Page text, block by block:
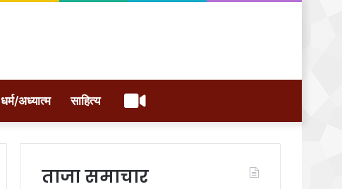
धर्म/अध्यात्म साहित्य वीडियो
ताजा समाचार